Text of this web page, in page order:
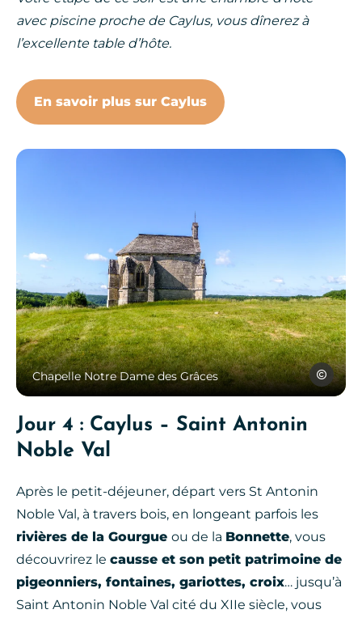
avec piscine proche de Caylus, vous dînerez à
l’excellente table d’hôte.
En savoir plus sur Caylus
Chapelle Notre Dame des GrâcesChapelle Notre Dame
OTI
Jour 4 : Caylus – Saint Antonin
Noble Val
Après le petit-déjeuner, départ vers St Antonin
Noble Val, à travers bois, en longeant parfois les
rivières de la Gourgue ou de la Bonnette, vous
découvrirez le causse et son petit patrimoine de
pigeonniers, fontaines, gariottes, croix… jusqu’à
Saint Antonin Noble Val cité du XIIe siècle, vous